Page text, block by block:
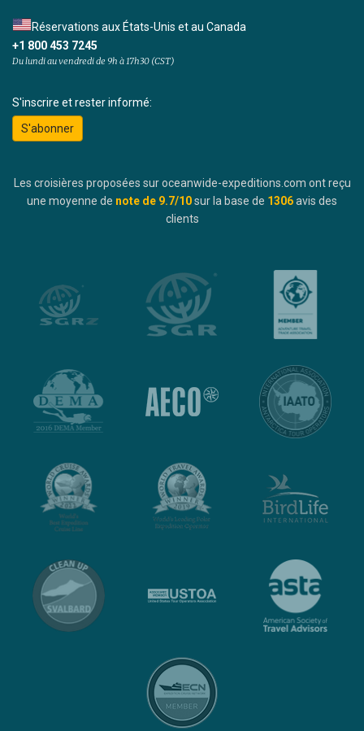
Réservations aux États-Unis et au Canada
+1 800 453 7245
Du lundi au vendredi de 9h à 17h30 (CST)
S'inscrire et rester informé:
S'abonner
Les croisières proposées sur oceanwide-expeditions.com ont reçu
une moyenne de note de 9.7/10sur la base de 1306avis des
clients